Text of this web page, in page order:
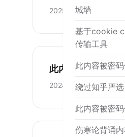
2025-02-06
此内容被密码保护
2024-10-18
城墙
基于cookie
传输工具
此内容被密
绕过知乎严选
此内容被密
伤寒论背诵